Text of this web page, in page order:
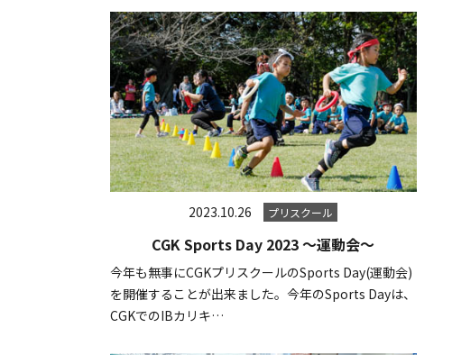
2023.10.26 プリスクール
CGK Sports Day 2023 ～運動会～
今年も無事にCGKプリスクールのSports Day(運動会)
を開催することが出来ました。今年のSports Dayは、
CGKでのIBカリキ…